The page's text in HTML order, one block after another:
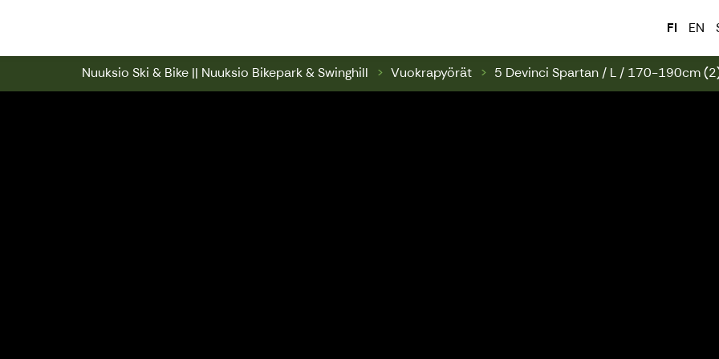
FI EN
Nuuksio Ski & Bike || Nuuksio Bikepark & Swinghill Vuokrapyörät 5 Devinci Spartan / L / 170-190cm